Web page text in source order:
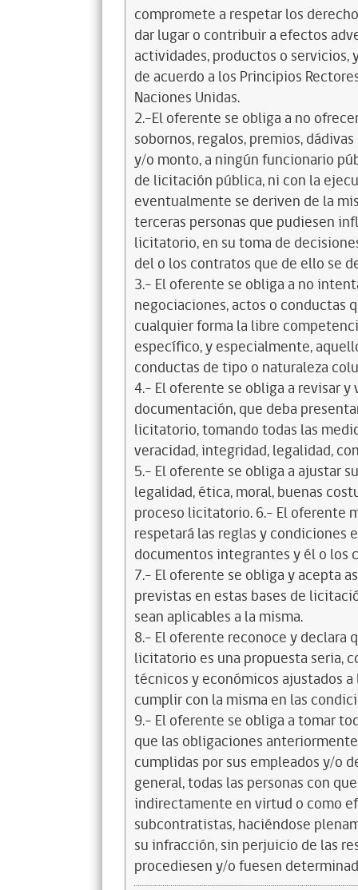
compromete a respetar los
dar lugar o contribuir a efectos
actividades, productos o servicios,
de acuerdo a los Principios
Naciones Unidas.
2.-El oferente se obliga a no
sobornos, regalos, premios,
y/o monto, a ningún funcionario
de licitación pública, ni con la
eventualmente se deriven de la
terceras personas que pudiesen
licitatorio, en su toma de
del o los contratos que de ello se
3.- El oferente se obliga a no
negociaciones, actos o conductas
cualquier forma la libre
específico, y especialmente,
conductas de tipo o naturaleza
4.- El oferente se obliga a revisar
documentación, que deba
licitatorio, tomando todas las
veracidad, integridad, legalidad,
5.- El oferente se obliga a ajustar
legalidad, ética, moral, buenas
proceso licitatorio. 6.- El oferente
respetará las reglas y condiciones
documentos integrantes y él o los
7.- El oferente se obliga y acepta
previstas en estas bases de
sean aplicables a la misma.
8.- El oferente reconoce y declara
licitatorio es una propuesta seria,
técnicos y económicos ajustados
cumplir con la misma en las
9.- El oferente se obliga a tomar
que las obligaciones
cumplidas por sus empleados y/o
general, todas las personas con
indirectamente en virtud o como
subcontratistas, haciéndose
su infracción, sin perjuicio de las
procediesen y/o fuesen